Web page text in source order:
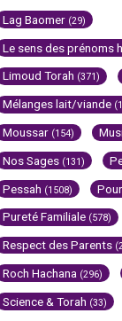
Lag Baomer (29)
Le sens des prénoms
Limoud Torah (371)
Mélanges lait/viande
Moussar (154)
Nos Sages (131)
Pessah (1508)
Pureté Familiale (578)
Respect des Parents
Roch Hachana (296)
Science & Torah (33)